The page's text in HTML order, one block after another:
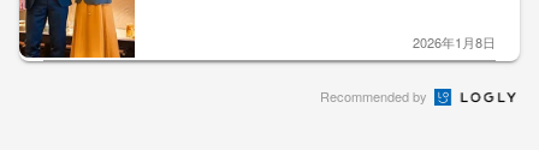
2026年1月8日
Recommended by